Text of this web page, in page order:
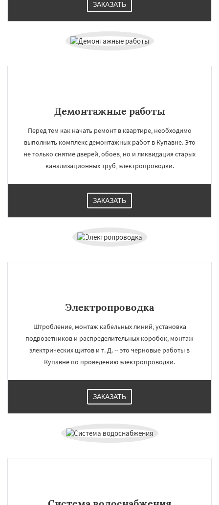
ЗАКАЗАТЬ
Демонтажные работы
Перед тем как начать ремонт в квартире, необходимо
выполнить комплекс демонтажных работ в Купавне. Это
не только снятие дверей, обоев, но и ликвидация старых
канализационных труб, электропроводки.
ЗАКАЗАТЬ
Электропроводка
Штробление, монтаж кабельных линий, установка
подрозетников и распределительных коробок, монтаж
электрических щитов и т. Д. -- это черновые работы в
Купавне по проведению электропроводки.
ЗАКАЗАТЬ